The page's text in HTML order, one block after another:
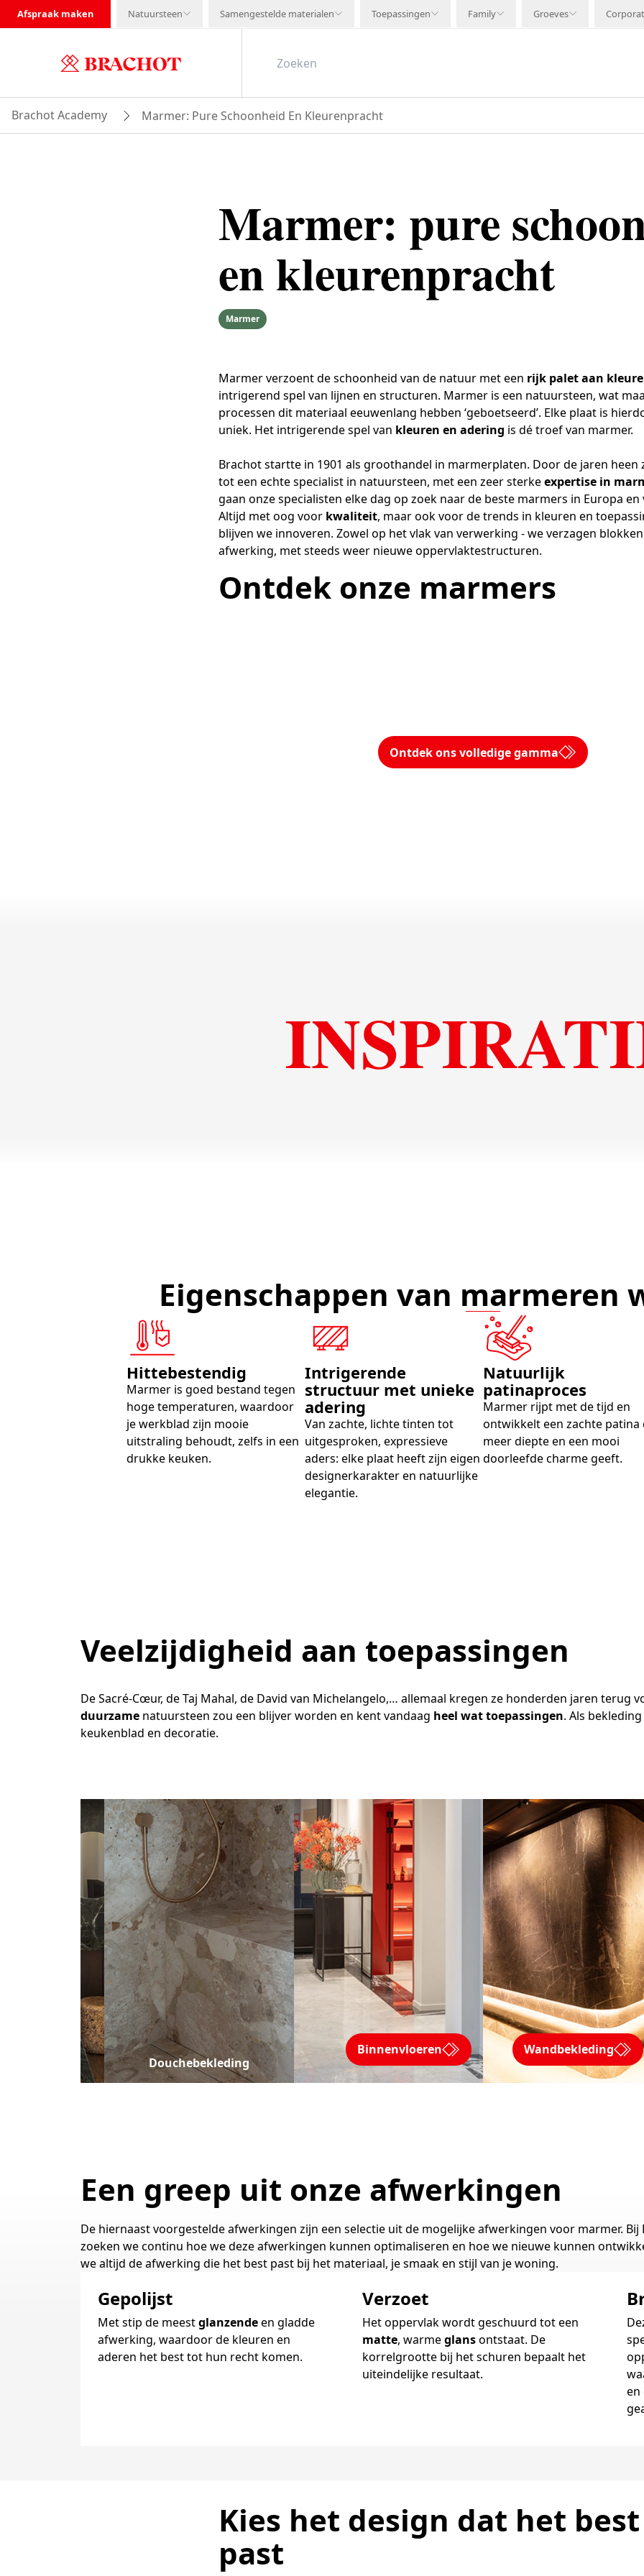
Afspraak maken Natuursteen Samengestelde materialen Toepassingen Family Groeves
Brachot Academy Marmer: Pure Schoonheid En Kleurenpracht
Marmer: pure
en kleurenpracht
Marmer
Marmer verzoent de schoonheid van de natuur met een rijk palet aan
intrigerend spel van lijnen en structuren. Marmer is een natuursteen, wat
processen dit materiaal eeuwenlang hebben ‘geboetseerd’. Elke plaat is
uniek. Het intrigerende spel van kleuren en adering is dé troef van marmer.
Brachot startte in 1901 als groothandel in marmerplaten. Door de jaren
tot een echte specialist in natuursteen, met een zeer sterkeexpertise in
gaan onze specialisten elke dag op zoek naar de beste marmers in Europa
Altijd met oog voor kwaliteit, maar ook voor de trends in kleuren en
blijven we innoveren. Zowel op het vlak van verwerking - we verzagen
afwerking, met steeds weer nieuwe oppervlaktestructuren.
Ontdek onze marmers
Ontdek ons volledige gamma
Eigenschappen van marmeren
Hittebestendig
Marmer is goed bestand tegen
hoge temperaturen, waardoor
je werkblad zijn mooie
uitstraling behoudt, zelfs in een
drukke keuken.
Intrigerende
structuur met unieke
adering
Van zachte, lichte tinten tot
uitgesproken, expressieve
aders: elke plaat heeft zijn eigen
designerkarakter en natuurlijke
elegantie.
Natuurlijk
patinaproces
Marmer rijpt met de tijd en
ontwikkelt een zachte patina
meer diepte en een mooi
doorleefde charme geeft.
Veelzijdigheid aan toepassingen
De Sacré-Cœur, de Taj Mahal, de David van Michelangelo,… allemaal kregen ze honderden jaren terug
duurzame natuursteen zou een blijver worden en kent vandaag heel wat toepassingen. Als
keukenblad en decoratie.
Douchebekleding
Binnenvloeren Wandbekleding
Een greep uit onze afwerkingen
De hiernaast voorgestelde afwerkingen zijn een selectie uit de mogelijke afwerkingen voor marmer. Bij
zoeken we continu hoe we deze afwerkingen kunnen optimaliseren en hoe we nieuwe kunnen
we altijd de afwerking die het best past bij het materiaal, je smaak en stijl van je woning.
Gepolijst
Met stip de meestglanzendeen gladde
afwerking, waardoor de kleuren en
aderen het best tot hun recht komen.
Verzoet
Het oppervlak wordt geschuurd tot een
matte, warmeglansontstaat. De
korrelgrootte bij het schuren bepaalt het
uiteindelijke resultaat.
en
Kies het design dat het
past